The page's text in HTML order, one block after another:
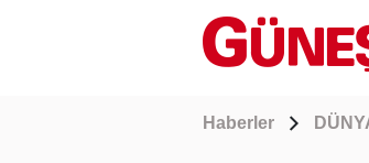
Haberler